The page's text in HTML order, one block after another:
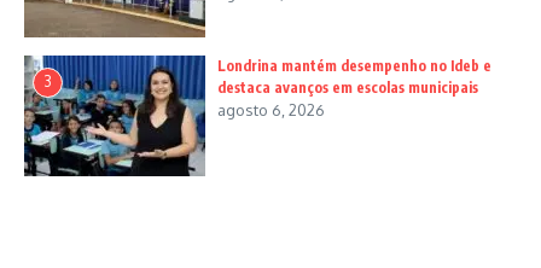
3
Londrina mantém desempenho no Ideb e
destaca avanços em escolas municipais
agosto 6, 2026